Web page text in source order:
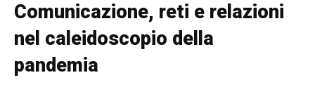
Comunicazione, reti e relazioni
nel caleidoscopio della
pandemia